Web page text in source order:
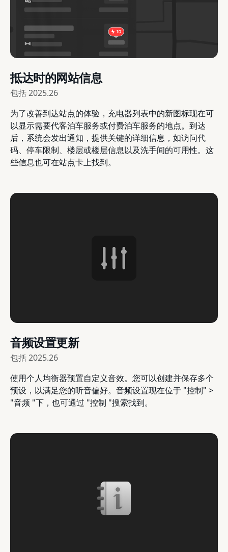
抵达时的网站信息
包括2025.26
为了改善到达站点的体验，充电器列表中的新图标现在可
以显示需要代客泊车服务或付费泊车服务的地点。到达
后，系统会发出通知，提供关键的详细信息，如访问代
码、停车限制、楼层或楼层信息以及洗手间的可用性。这
些信息也可在站点卡上找到。
音频设置更新
包括2025.26
使用个人均衡器预置自定义音效。您可以创建并保存多个
预设，以满足您的听音偏好。音频设置现在位于 "控制" >
"音频 "下，也可通过 "控制 "搜索找到。